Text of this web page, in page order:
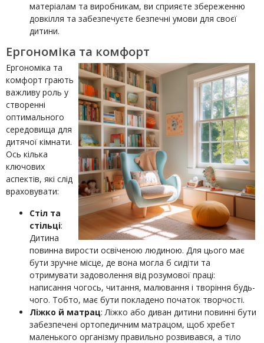
матеріалам та виробникам, ви сприяєте збереженню
довкілля та забезпечуєте безпечні умови для своєї
дитини.
Ергономіка та комфорт
Ергономіка та
комфорт грають
важливу роль у
створенні
оптимального
середовища для
дитячої кімнати.
Ось кілька
ключових
аспектів, які слід
враховувати:
Стіл та
стільці:
Дитина
повинна вирости освіченою людиною. Для цього має
бути зручне місце, де вона могла б сидіти та
отримувати задоволення від розумової праці:
написання чогось, читання, малювання і творіння будь-
чого. Тобто, має бути покладено початок творчості.
Ліжко й матрац: Ліжко або диван дитини повинні бути
забезпечені ортопедичним матрацом, щоб хребет
маленького організму правильно розвивався, а тіло